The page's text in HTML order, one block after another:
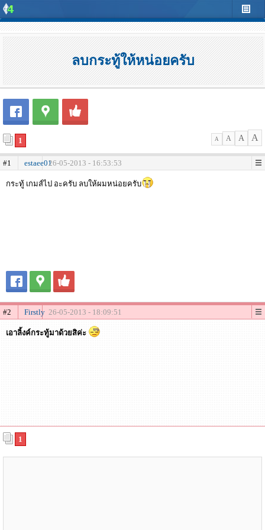
ลบกระทู้ให้หน่อยครับ
1 A A A A
#1 estaee0126-05-2013 - 16:53:53
กระทู้ เกมส์ไป อะครับ ลบให้ผมหน่อยครับ
#2 Firstly 26-05-2013 - 18:09:51
เอาลิ้งค์กระทู้มาด้วยสิค่ะ
1